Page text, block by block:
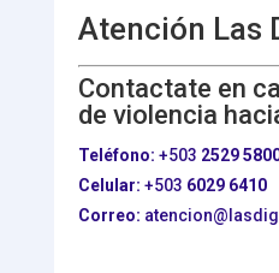
Atención Las
Contactate en
de violencia
Teléfono: +503 2529
Celular: +503 6029 6410
Correo: